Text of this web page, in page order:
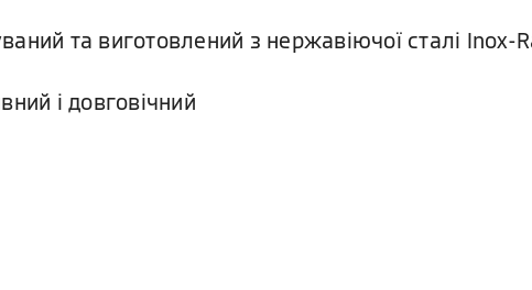
та виготовлений з нержавіючої сталі Inox-